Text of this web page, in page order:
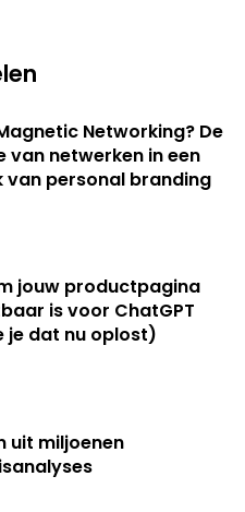
Networking? De
van netwerken in een
van personal branding
jouw productpagina
is voor ChatGPT
je dat nu oplost)
uit miljoenen